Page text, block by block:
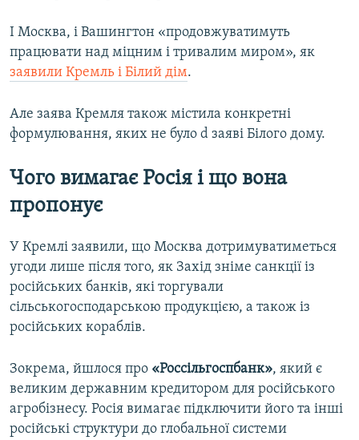
І Москва, і Вашингтон «продовжуватимуть
працювати над міцним і тривалим миром», як
заявили Кремль і Білий дім.
Але заява Кремля також містила конкретні
формулювання, яких не було d заяві Білого дому.
Чого вимагає Росія і що вона
пропонує
У Кремлі заявили, що Москва дотримуватиметься
угоди лише після того, як Захід зніме санкції із
російських банків, які торгували
сільськогосподарською продукцією, а також із
російських кораблів.
Зокрема, йшлося про «Россільгоспбанк», який є
великим державним кредитором для російського
агробізнесу. Росія вимагає підключити його та інші
російські структури до глобальної системи